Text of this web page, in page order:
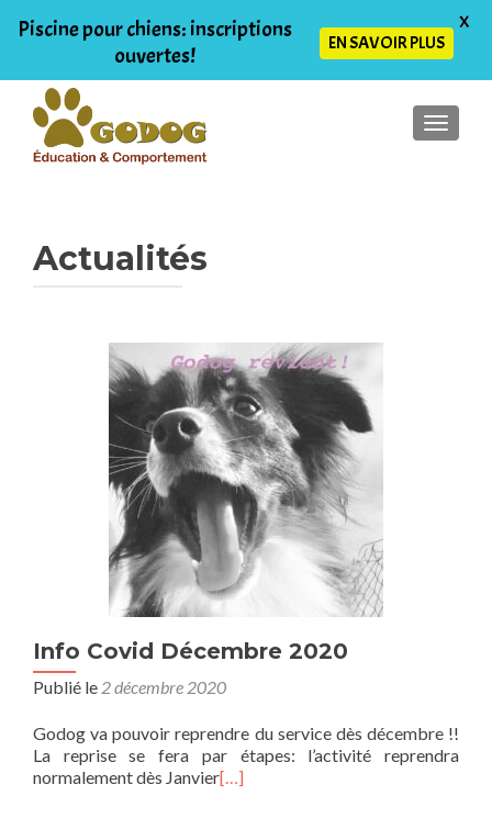
Actualités
Info Covid Décembre 2020
Publié le 2 décembre 2020
Godog va pouvoir reprendre du service dès décembre !!
La reprise se fera par étapes: l’activité reprendra
normalement dès Janvier[…]
Piscine pour chiens: inscriptions
ouvertes!
EN SAVOIR PLUS
X